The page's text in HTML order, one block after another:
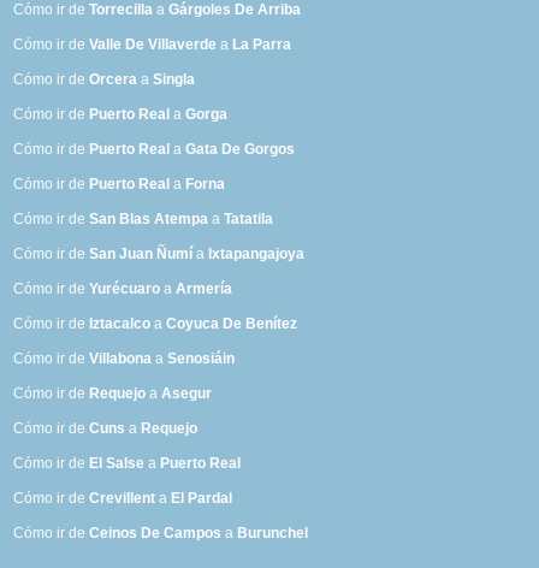
Cómo ir deTorrecilla aGárgoles De Arriba
Cómo ir deValle De Villaverde a La Parra
Cómo ir deOrcera aSingla
Cómo ir de Puerto Real aGorga
Cómo ir de Puerto Real aGata De Gorgos
Cómo ir de Puerto Real a Forna
Cómo ir deSan Blas Atempa aTatatila
Cómo ir deSan Juan Ñumí a Ixtapangajoya
Cómo ir deYurécuaro aArmería
Cómo ir de Iztacalco aCoyuca De Benítez
Cómo ir deVillabona aSenosiáin
Cómo ir de Requejo aAsegur
Cómo ir deCuns a Requejo
Cómo ir de El Salse a Puerto Real
Cómo ir deCrevillent a El Pardal
Cómo ir deCeinos De Campos a Burunchel